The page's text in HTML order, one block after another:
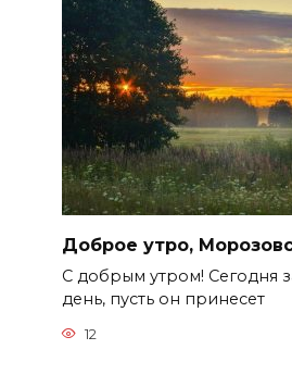
Доброе утро,
С добрым утром! Сегодня
день, пусть он принесет
12